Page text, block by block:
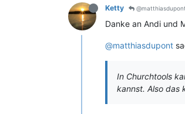
Ketty @matthiasdupont
Danke an Andi und
@matthiasdupont
In Churchtools
kannst. Also das